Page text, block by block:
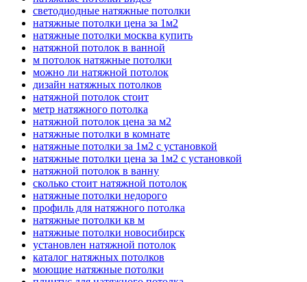
светодиодные натяжные потолки
натяжные потолки цена за 1м2
натяжные потолки москва купить
натяжной потолок в ванной
м потолок натяжные потолки
можно ли натяжной потолок
дизайн натяжных потолков
натяжной потолок стоит
метр натяжного потолка
натяжной потолок цена за м2
натяжные потолки в комнате
натяжные потолки за 1м2 с установкой
натяжные потолки цена за 1м2 с установкой
натяжной потолок в ванну
сколько стоит натяжной потолок
натяжные потолки недорого
профиль для натяжного потолка
натяжные потолки кв м
натяжные потолки новосибирск
установлен натяжной потолок
каталог натяжных потолков
моющие натяжные потолки